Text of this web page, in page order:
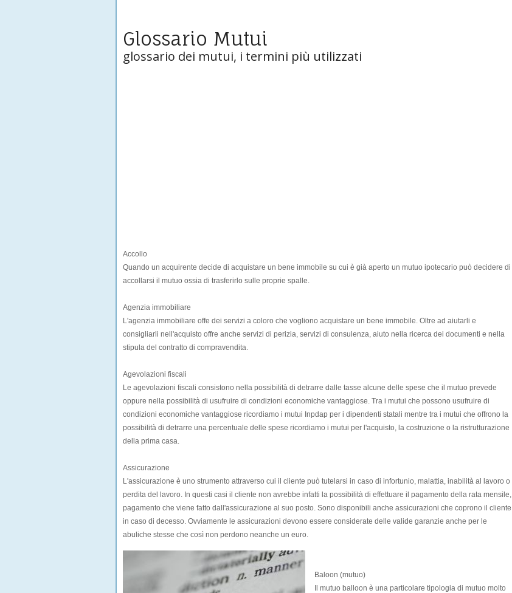
Glossario Mutui
glossario dei mutui, i termini più utilizzati
Accollo
Quando un acquirente decide di acquistare un bene immobile su cui è già aperto un mutuo ipotecario può decidere di
accollarsi il mutuo ossia di trasferirlo sulle proprie spalle.
Agenzia immobiliare
L'agenzia immobiliare offe dei servizi a coloro che vogliono acquistare un bene immobile. Oltre ad aiutarli e
consigliarli nell'acquisto offre anche servizi di perizia, servizi di consulenza, aiuto nella ricerca dei documenti e nella
stipula del contratto di compravendita.
Agevolazioni fiscali
Le agevolazioni fiscali consistono nella possibilità di detrarre dalle tasse alcune delle spese che il mutuo prevede
oppure nella possibilità di usufruire di condizioni economiche vantaggiose. Tra i mutui che possono usufruire di
condizioni economiche vantaggiose ricordiamo i mutui Inpdap per i dipendenti statali mentre tra i mutui che offrono la
possibilità di detrarre una percentuale delle spese ricordiamo i mutui per l'acquisto, la costruzione o la ristrutturazione
della prima casa.
Assicurazione
L'assicurazione è uno strumento attraverso cui il cliente può tutelarsi in caso di infortunio, malattia, inabilità al lavoro o
perdita del lavoro. In questi casi il cliente non avrebbe infatti la possibilità di effettuare il pagamento della rata mensile,
pagamento che viene fatto dall'assicurazione al suo posto. Sono disponibili anche assicurazioni che coprono il cliente
in caso di decesso. Ovviamente le assicurazioni devono essere considerate delle valide garanzie anche per le
abuliche stesse che così non perdono neanche un euro.
Baloon (mutuo)
Il mutuo balloon è una particolare tipologia di mutuo molto